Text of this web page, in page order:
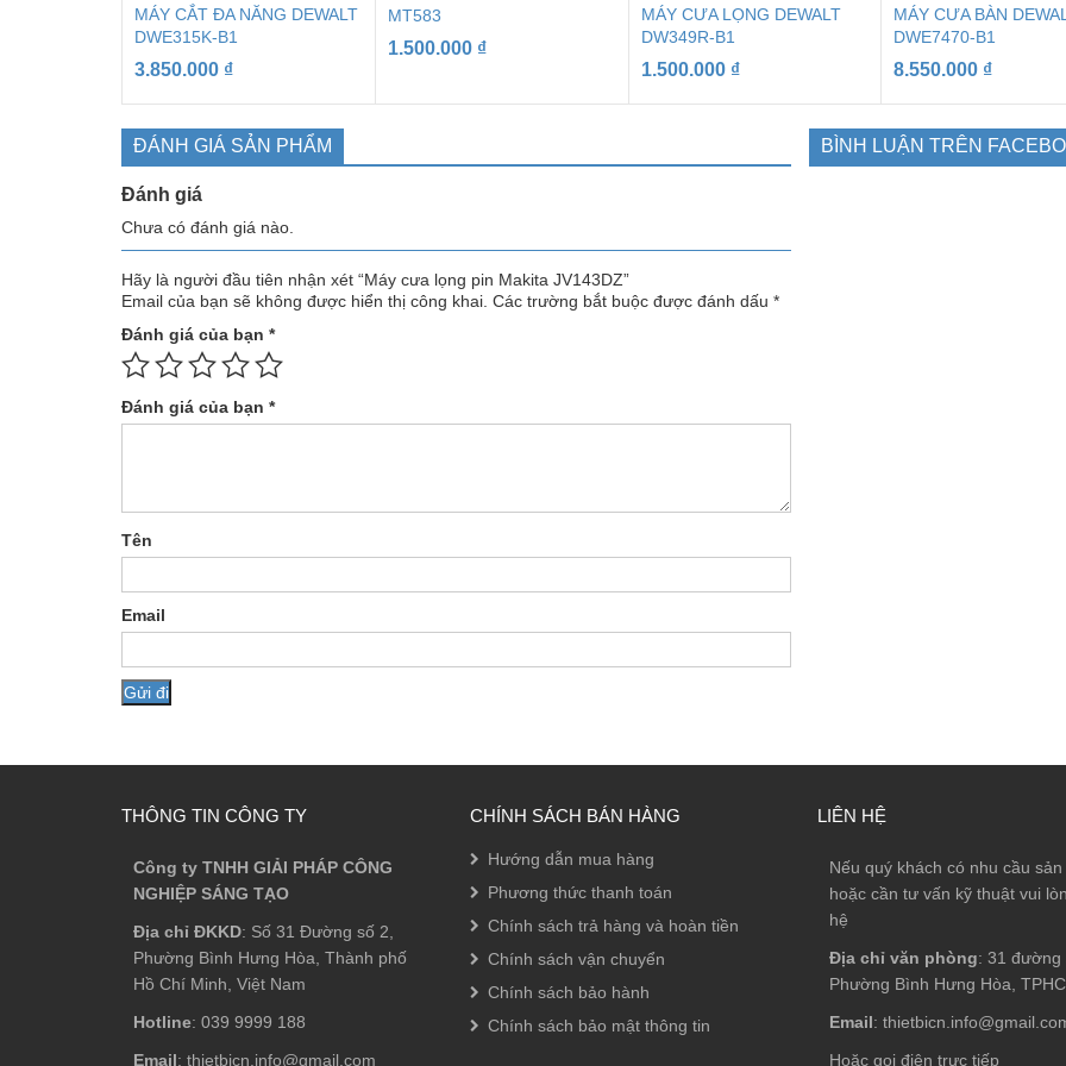
MÁY CẮT ĐA NĂNG DEWALT
DWE315K-B1
3.850.000 ₫
MT583
1.500.000 ₫
MÁY CƯA LỌNG DEWALT
DW349R-B1
1.500.000 ₫
MÁY CƯA BÀN
DWE7470-B1
8.550.000 ₫
ĐÁNH GIÁ SẢN PHẨM
Đánh giá
Chưa có đánh giá nào.
Hãy là người đầu tiên nhận xét “Máy cưa lọng pin Makita JV143DZ”
Email của bạn sẽ không được hiển thị công khai. Các trường bắt buộc được đánh dấu *
Đánh giá của bạn *
Đánh giá của bạn *
Tên
Email
BÌNH LUẬN TRÊN
THÔNG TIN CÔNG TY
Công ty TNHH GIẢI PHÁP CÔNG
NGHIỆP SÁNG TẠO
Địa chỉ ĐKKD: Số 31 Đường số 2,
Phường Bình Hưng Hòa, Thành phố
Hồ Chí Minh, Việt Nam
Hotline: 039 9999 188
Email: thietbicn.info@gmail.com
CHÍNH SÁCH BÁN HÀNG
Hướng dẫn mua hàng
Phương thức thanh toán
Chính sách trả hàng và hoàn tiền
Chính sách vận chuyển
Chính sách bảo hành
Chính sách bảo mật thông tin
LIÊN HỆ
Nếu quý khách có nhu cầu sản
hoặc cần tư vấn kỹ thuật vui
hệ
Địa chỉ văn phòng: 31 đường
Phường Bình Hưng Hòa,
Email:
Hoặc gọi điện trực tiếp